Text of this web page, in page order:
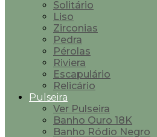
Solitário
Liso
Zirconias
Pedra
Pérolas
Riviera
Escapulário
Relicário
Pulseira
Ver Pulseira
Banho Ouro 18K
Banho Ródio Negro